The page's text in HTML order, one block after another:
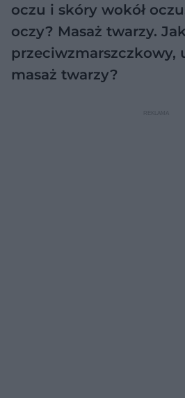
oczu i skóry wokół
oczy? Masaż twarzy.
przeciwzmarszczkowy,
masaż twarzy?